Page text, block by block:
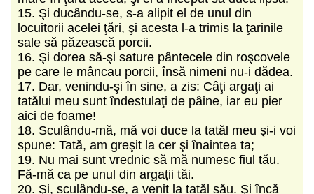
15. Şi ducându-se, s-a alipit el de unul din
locuitorii acelei ţări, şi acesta l-a trimis la ţarinile
sale să păzească porcii.
16. Şi dorea să-şi sature pântecele din roşcovele
pe care le mâncau porcii, însă nimeni nu-i dădea.
17. Dar, venindu-şi în sine, a zis: Câţi argaţi ai
tatălui meu sunt îndestulaţi de pâine, iar eu pier
aici de foame!
18. Sculându-mă, mă voi duce la tatăl meu şi-i voi
spune: Tată, am greşit la cer şi înaintea ta;
19. Nu mai sunt vrednic să mă numesc fiul tău.
Fă-mă ca pe unul din argaţii tăi.
20. Şi, sculându-se, a venit la tatăl său. Şi încă